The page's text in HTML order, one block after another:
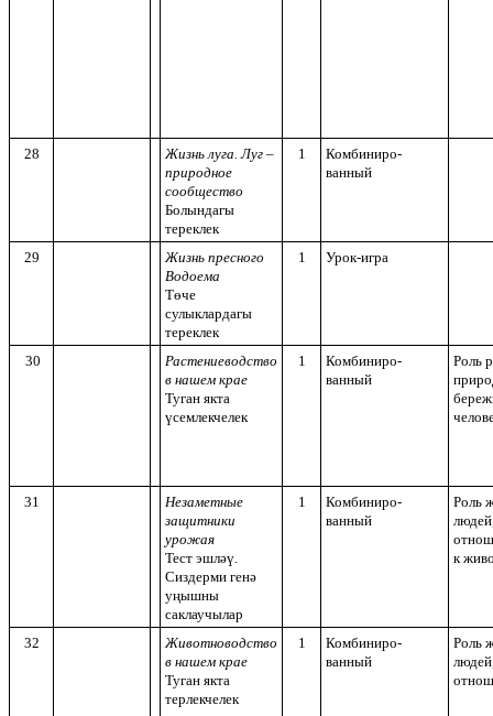
28
Жизнь луга. Луг –
природное
сообщество
Болындагы
тереклек
1
Комбиниро-
ванный
29
Жизнь пресного
Водоема
Төче
сулыклардагы
тереклек
1 Урок-игра
30
Растениеводство
в нашем крае
Туган якта
үсемлекчелек
1
Комбиниро-
ванный
Роль
31
Незаметные
защитники
урожая
Тест эшләү.
Сиздерми генә
уңышны
саклаучылар
1
Комбиниро-
ванный
Роль
к
32
Животноводство
в нашем крае
Туган якта
терлекчелек
1
Комбиниро-
ванный
Роль